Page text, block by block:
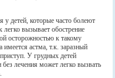
у детей, которые часто болеют
вызывает обострение
осторожностью к такому
имеется астма, т.к. заразный
У грудных детей
лечения может легко вызвать